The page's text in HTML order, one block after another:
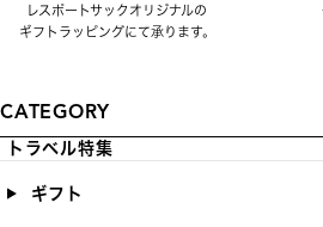
レスポートサックオリジナルの
ギフトラッピングにて承ります。
CATEGORY
トラベル特集
ギフト